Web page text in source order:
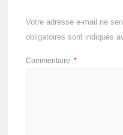
Votre adresse e-mail ne
obligatoires sont indiqués
Commentaire *